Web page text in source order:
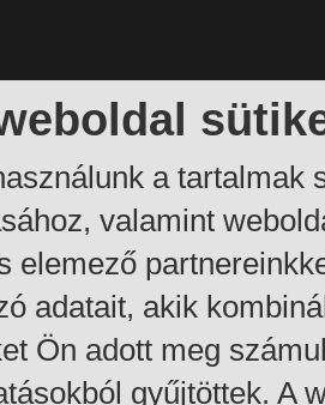
a tartalmak
valamint
elemező
adatait, akik
Ön adott meg
gyűjtöttek. A